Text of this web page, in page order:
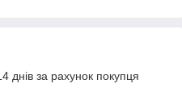
днів за рахунок покупця